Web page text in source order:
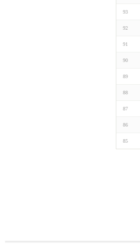
93
92
91
90
89
88
87
86
85